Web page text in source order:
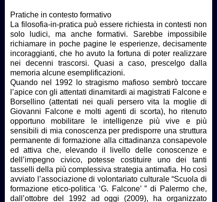
Pratiche in contesto formativo
La filosofia-in-pratica può essere richiesta in contesti non
solo ludici, ma anche formativi. Sarebbe impossibile
richiamare in poche pagine le esperienze, decisamente
incoraggianti, che ho avuto la fortuna di poter realizzare
nei decenni trascorsi. Quasi a caso, prescelgo dalla
memoria alcune esemplificazioni.
Quando nel 1992 lo stragismo mafioso sembrò toccare
l’apice con gli attentati dinamitardi ai magistrati Falcone e
Borsellino (attentati nei quali persero vita la moglie di
Giovanni Falcone e molti agenti di scorta), ho ritenuto
opportuno mobilitare le intelligenze più vive e più
sensibili di mia conoscenza per predisporre una struttura
permanente di formazione alla cittadinanza consapevole
ed attiva che, elevando il livello delle conoscenze e
dell’impegno civico, potesse costituire uno dei tanti
tasselli della più complessiva strategia antimafia. Ho così
avviato l’associazione di volontariato culturale “Scuola di
formazione etico-politica ‘G. Falcone’ ” di Palermo che,
dall’ottobre del 1992 ad oggi (2009), ha organizzato